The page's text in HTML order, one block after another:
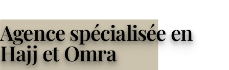
Agence spécialisée en
Hajj et Omra